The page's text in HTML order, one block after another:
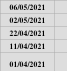
06/05/2021
02/05/2021
22/04/2021
11/04/2021
01/04/2021